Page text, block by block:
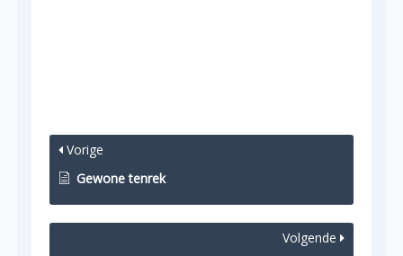
Vorige
Gewone tenrek
Volgende